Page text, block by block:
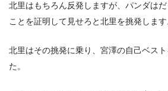
北里はもちろん反発しますが、パンダは
ことを証明して見せろと北里を挑発します
北里はその挑発に乗り、宮澤の自己ベス
た。